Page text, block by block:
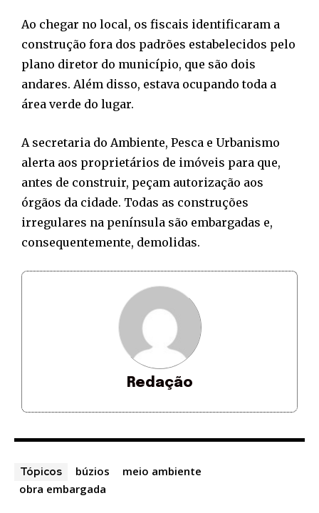
Ao chegar no local, os fiscais identificaram a
construção fora dos padrões estabelecidos pelo
plano diretor do município, que são dois
andares. Além disso, estava ocupando toda a
área verde do lugar.
A secretaria do Ambiente, Pesca e Urbanismo
alerta aos proprietários de imóveis para que,
antes de construir, peçam autorização aos
órgãos da cidade. Todas as construções
irregulares na península são embargadas e,
consequentemente, demolidas.
Redação
Tópicos búzios
meio ambiente
obra embargada